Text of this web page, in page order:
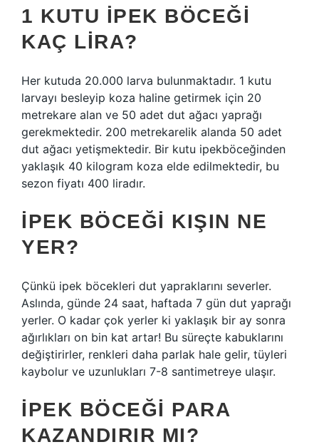
1 KUTU IPEK BÖCEĞI
KAÇ LIRA?
Her kutuda 20.000 larva bulunmaktadır. 1 kutu
larvayı besleyip koza haline getirmek için 20
metrekare alan ve 50 adet dut ağacı yaprağı
gerekmektedir. 200 metrekarelik alanda 50 adet
dut ağacı yetişmektedir. Bir kutu ipekböceğinden
yaklaşık 40 kilogram koza elde edilmektedir, bu
sezon fiyatı 400 liradır.
İPEK BÖCEĞI KIŞIN NE
YER?
Çünkü ipek böcekleri dut yapraklarını severler.
Aslında, günde 24 saat, haftada 7 gün dut yaprağı
yerler. O kadar çok yerler ki yaklaşık bir ay sonra
ağırlıkları on bin kat artar! Bu süreçte kabuklarını
değiştirirler, renkleri daha parlak hale gelir, tüyleri
kaybolur ve uzunlukları 7-8 santimetreye ulaşır.
İPEK BÖCEĞI PARA
KAZANDIRIR MI?